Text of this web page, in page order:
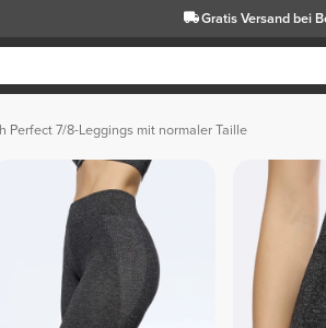
Gratis Versandbei
Perfect 7/8-Leggings mit normaler Taille